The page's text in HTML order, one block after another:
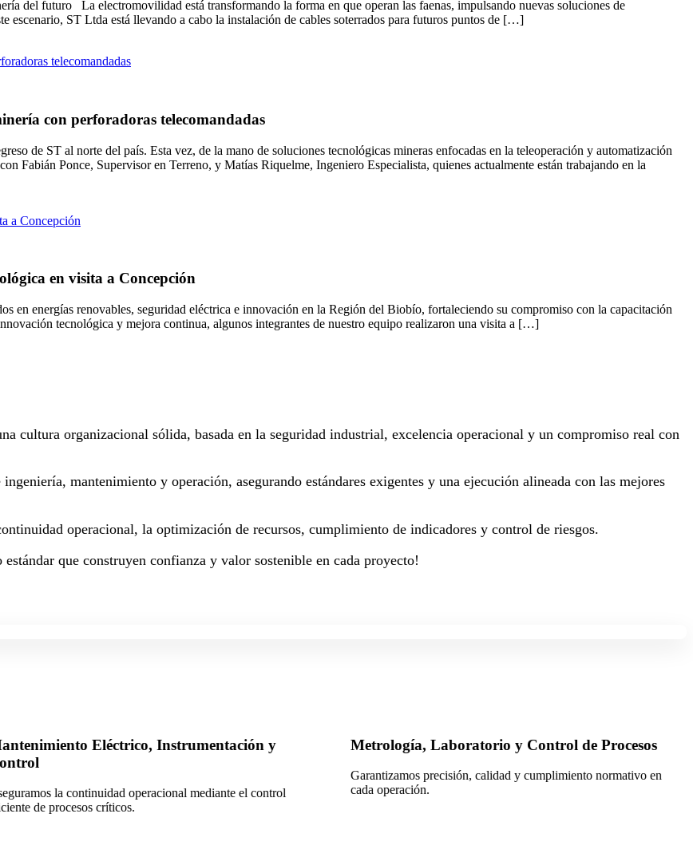
del futuro La electromovilidad está transformando la forma en que operan las faenas, impulsando nuevas soluciones de
escenario, ST Ltda está llevando a cabo la instalación de cables soterrados para futuros puntos de […]
con perforadoras telecomandadas
de ST al norte del país. Esta vez, de la mano de soluciones tecnológicas mineras enfocadas en la teleoperación y automatización
Fabián Ponce, Supervisor en Terreno, y Matías Riquelme, Ingeniero Especialista, quienes actualmente están trabajando en la
en visita a Concepción
en energías renovables, seguridad eléctrica e innovación en la Región del Biobío, fortaleciendo su compromiso con la capacitación
tecnológica y mejora continua, algunos integrantes de nuestro equipo realizaron una visita a […]
cultura organizacional sólida, basada en la seguridad industrial, excelencia operacional y un compromiso real con
mantenimiento y operación, asegurando estándares exigentes y una ejecución alineada con las mejores
operacional, la optimización de recursos, cumplimiento de indicadores y control de riesgos.
que construyen confianza y valor sostenible en cada proyecto!
Eléctrico, Instrumentación y
la continuidad operacional mediante el control
de procesos críticos.
Metrología, Laboratorio y Control de Procesos
Garantizamos precisión, calidad y cumplimiento normativo en
cada operación.